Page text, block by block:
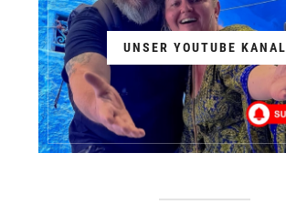
UNSER YOUTUBE KANAL